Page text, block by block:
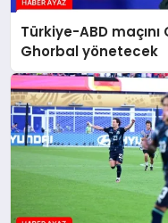
Türkiye-ABD
Ghorbal yönetecek